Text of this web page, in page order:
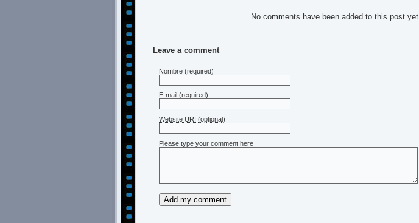
No comments have been added to this post yet.
Leave a comment
Nombre (required)
E-mail (required)
Website URI (optional)
Please type your comment here